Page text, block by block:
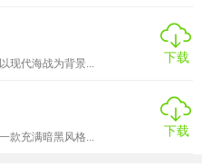
丰富多样的成就和奖励，玩
得丰厚的奖励。
的地图，包括森林、城市、
境和挑战，玩家需要根据地
现代海战为背景...
下载
款充满暗黑风格...
下载